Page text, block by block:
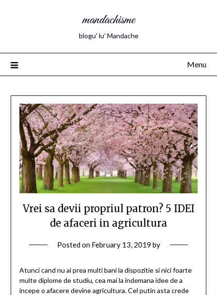
mandachisme
blogu' lu' Mandache
Menu
Vrei sa devii propriul patron? 5 IDEI
de afaceri in agricultura
Posted on February 13, 2019 by
Atunci cand nu ai prea multi bani la dispozitie si nici foarte
multe diplome de studiu, cea mai la indemana idee de a
incepe o afacere devine agricultura. Cel putin asta crede